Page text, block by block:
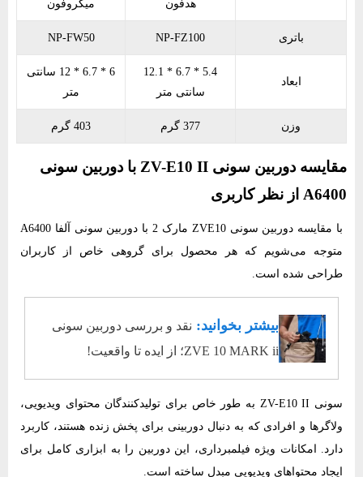
هدفون میکروفون
باتری NP-FZ100
NP-FW50
ابعاد
5.4 * 6.7 * 12.1
سانتی متر
6 * 6.7 * 12 سانتی
متر
وزن 377 گرم 403 گرم
مقایسه دوربین سونی ZV-E10 II با دوربین سونی
A6400 از نظر کاربری
با مقایسه دوربین سونی ZVE10 مارک 2 با دوربین سونی آلفا A6400
متوجه می‌شویم که هر محصول برای گروهی خاص از کاربران
طراحی شده است.
بیشتر بخوانید: نقد و بررسی دوربین سونی
ZVE 10 MARK ii؛ از ایده تا واقعیت!
سونی ZV-E10 II به طور خاص برای تولیدکنندگان محتوای ویدیویی،
ولاگرها و افرادی که به دنبال دوربینی برای پخش زنده هستند، کاربرد
دارد. امکانات ویژه فیلمبرداری، این دوربین را به ابزاری کامل برای
ایجاد محتواهای ویدیویی مبدل ساخته است.